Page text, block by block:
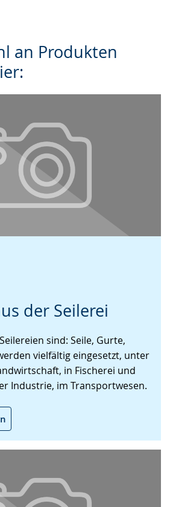
an Produkten
der Seilerei
sind: Seile, Gurte,
vielfältig eingesetzt, unter
in Fischerei und
Industrie, im Transportwesen.